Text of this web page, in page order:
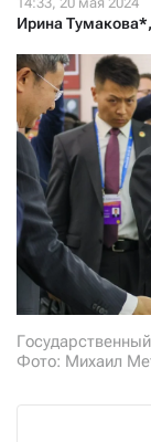
Ирина Тумакова*,
Фото: Михаил
Нажимая кнопку
я принимаю
Если у вас есть
звоните:
+7 (929) 612-03-68